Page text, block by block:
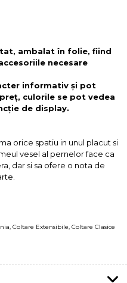
ambalat în folie, fiind
necesare
informativ și pot
culorile se pot vedea
de display.
orice spatiu in unul placut si
vesel al pernelor face ca
dar si sa ofere o nota de
, Coltare Extensibile, Coltare Clasice